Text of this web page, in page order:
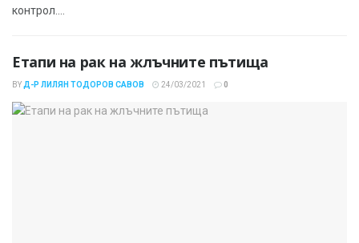
контрол....
Етапи на рак на жлъчните пътища
BY Д-Р ЛИЛЯН ТОДОРОВ САВОВ 24/03/2021 0